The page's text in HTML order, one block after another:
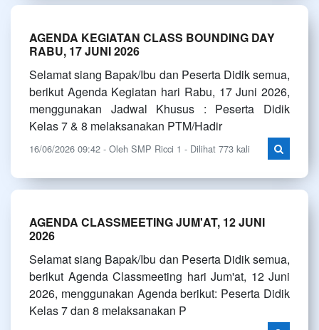
AGENDA KEGIATAN CLASS BOUNDING DAY
RABU, 17 JUNI 2026
Selamat siang Bapak/Ibu dan Peserta Didik semua,
berikut Agenda Kegiatan hari Rabu, 17 Juni 2026,
menggunakan Jadwal Khusus : Peserta Didik
Kelas 7 & 8 melaksanakan PTM/Hadir
16/06/2026 09:42 - Oleh SMP Ricci 1 - Dilihat 773 kali
AGENDA CLASSMEETING JUM'AT, 12 JUNI
2026
Selamat siang Bapak/Ibu dan Peserta Didik semua,
berikut Agenda Classmeeting hari Jum'at, 12 Juni
2026, menggunakan Agenda berikut: Peserta Didik
Kelas 7 dan 8 melaksanakan P